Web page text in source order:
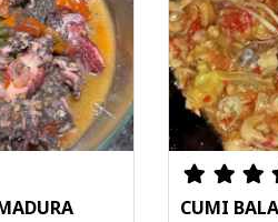
CUMI